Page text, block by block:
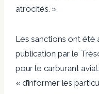
atrocités. »
Les sanctions ont été
publication par le
pour le carburant
« d’informer les